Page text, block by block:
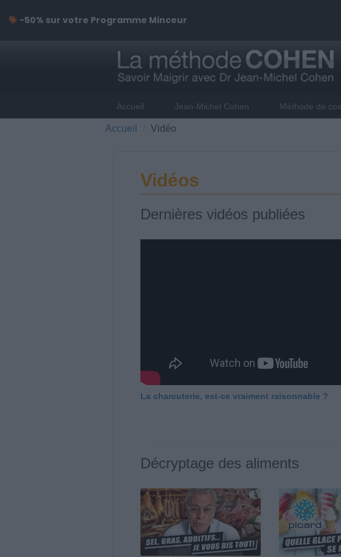
Accueil Jean-Michel Cohen Méthode de
Accueil Vidéo
Vidéos
Dernières vidéos publiées
La charcuterie, est-ce vraiment raisonnable ?
Décryptage des aliments
-50% sur votre Programme Minceur